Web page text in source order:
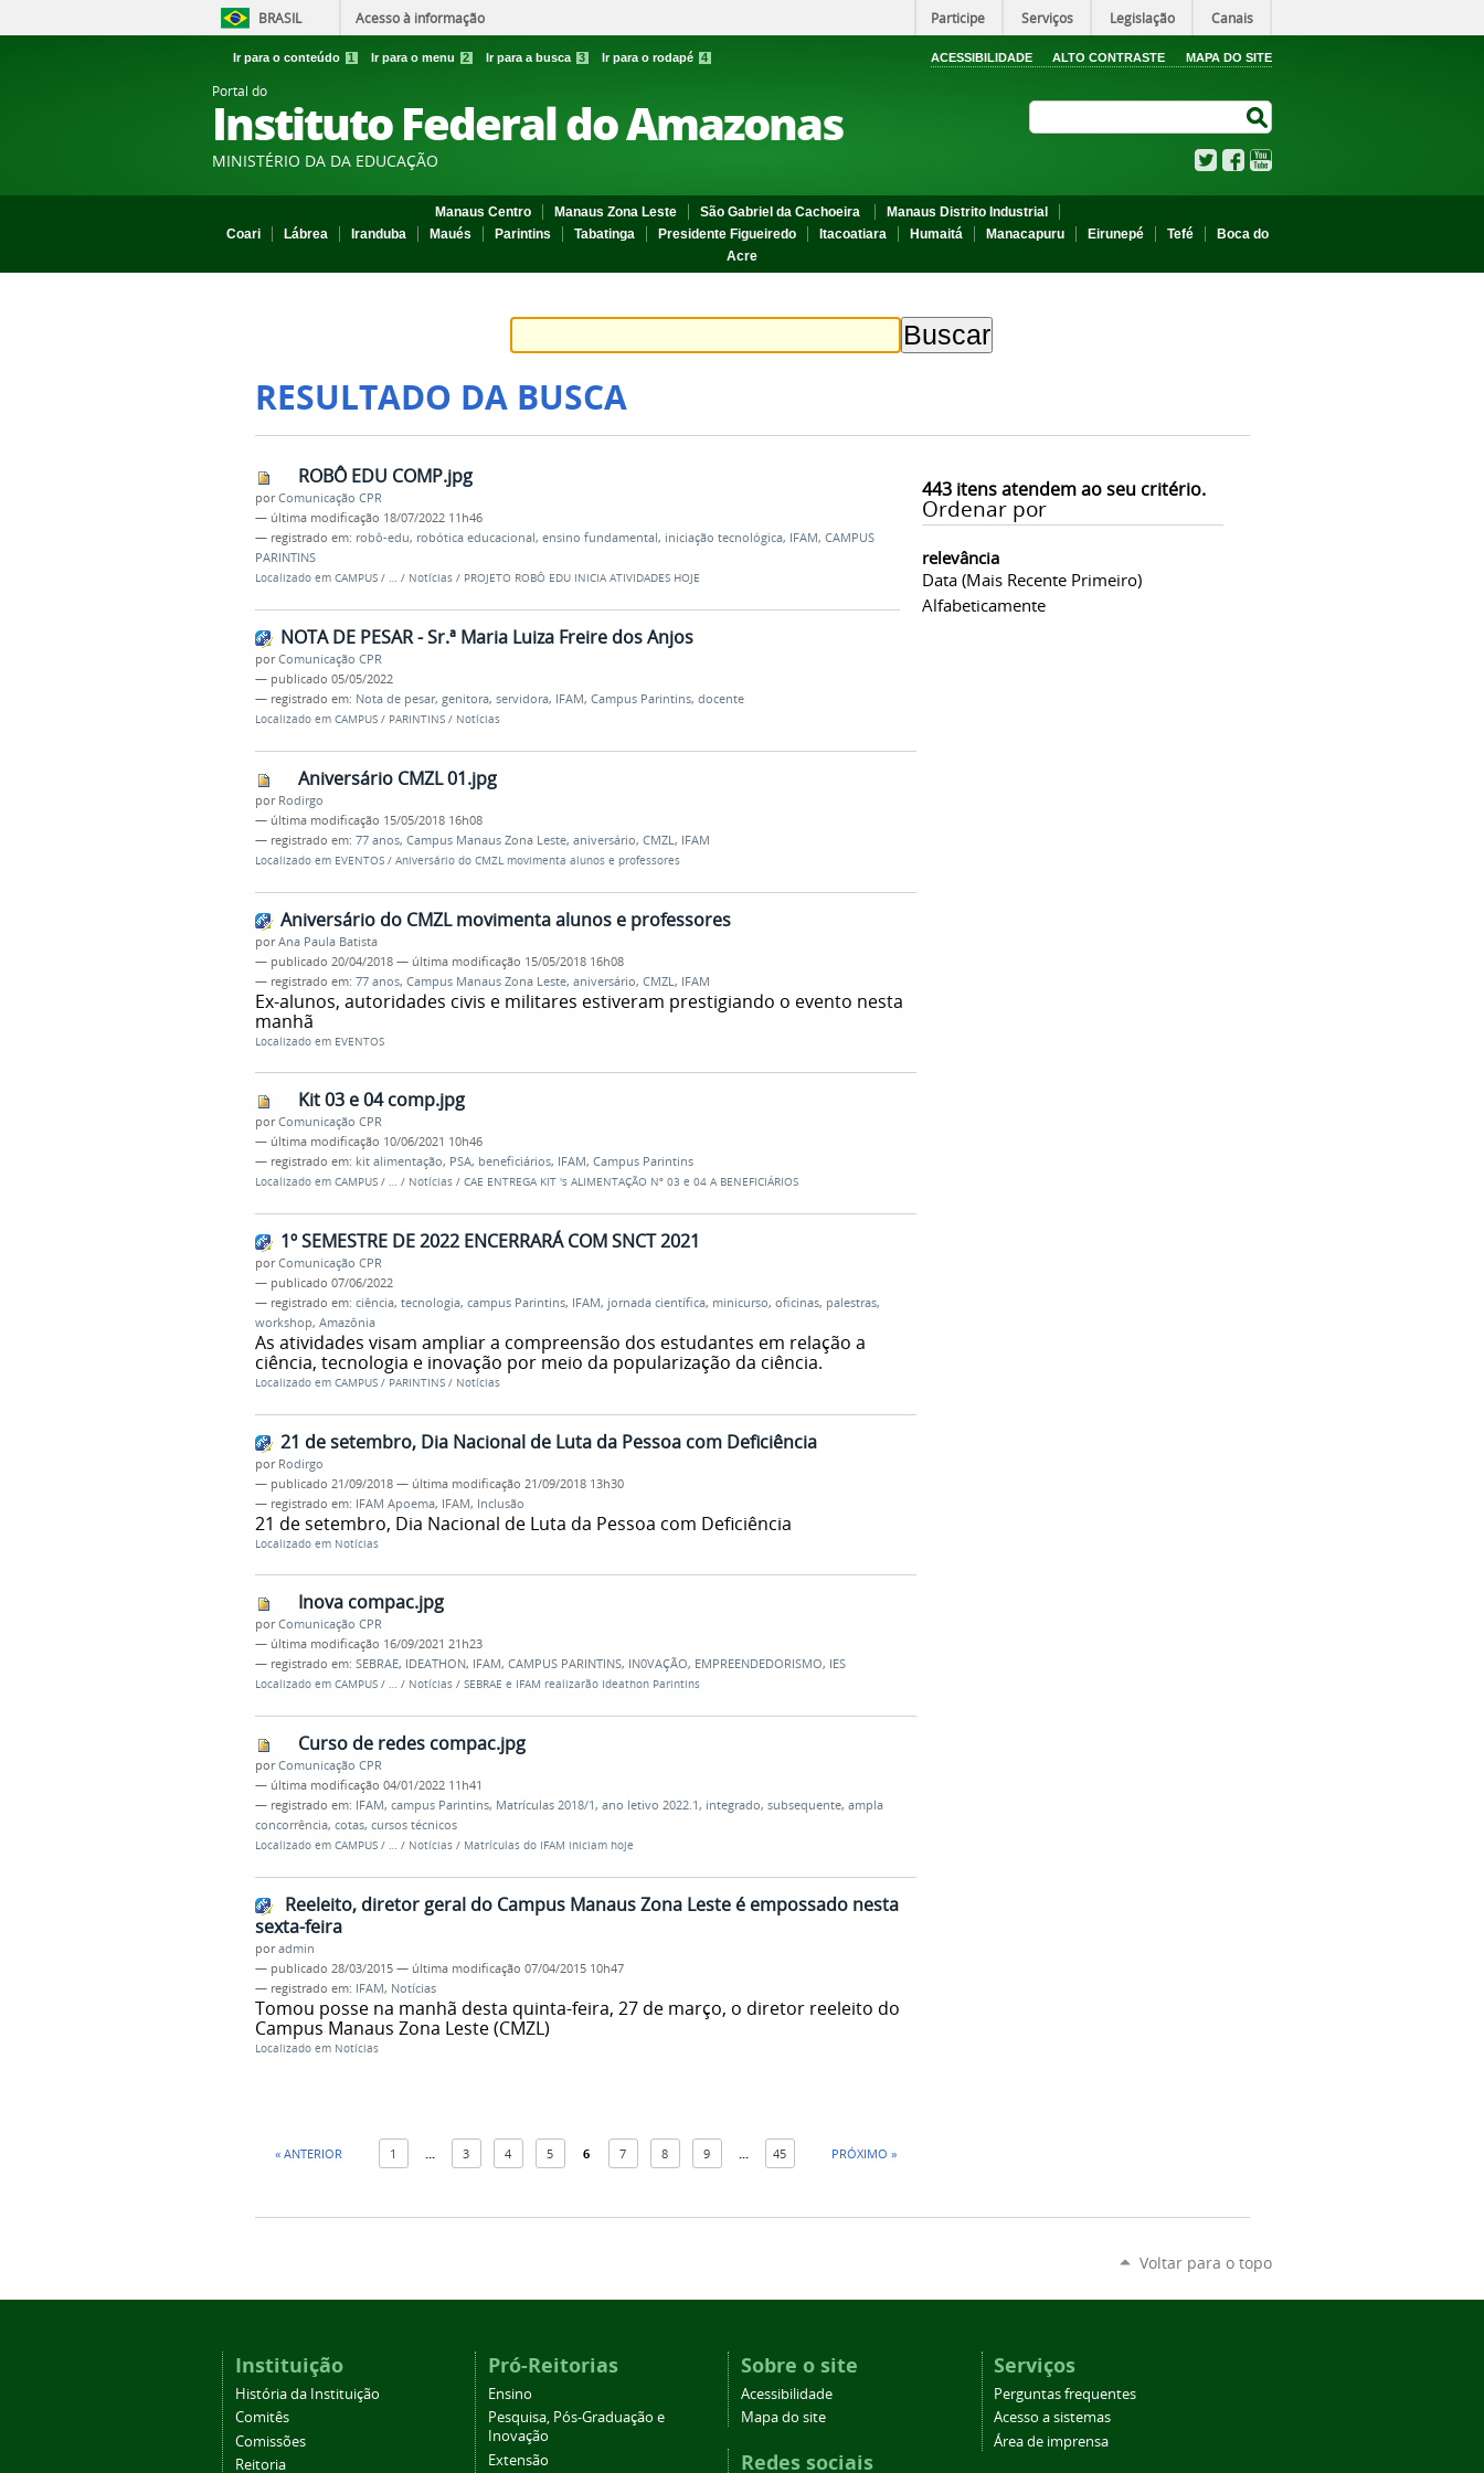
BRASIL Acesso à informação Participe Serviços Legislação Canais
Ir para o conteúdo 1 Ir para o menu 2 Ir para a busca 3 Ir para o rodapé 4 ACESSIBILIDADE ALTO CONTRASTE MAPA DO SITE
Portal do
Instituto Federal do Amazonas
MINISTÉRIO DA DA EDUCAÇÃO TwitterFacebook
Manaus Centro Manaus Zona Leste São Gabriel da Cachoeira
Manaus Distrito Industrial
Coari
Lábrea Iranduba Maués Parintins Tabatinga Presidente Figueiredo Itacoatiara Humaitá Manacapuru Eirunepé Tefé
Boca do
Acre
RESULTADO DA BUSCA
443itens atendem ao seu critério.
Ordenar por
relevância
Data (mais Recente Primeiro)
Alfabeticamente
ROBÔ EDU COMP.jpg
porComunicação CPR
— última modificação 18/07/2022 11h46
— registrado em: robô-edu, robótica educacional, ensino fundamental, iniciação tecnológica, IFAM, CAMPUS
PARINTINS
Localizado em CAMPUS / … / Notícias / PROJETO ROBÔ EDU INICIA ATIVIDADES HOJE
NOTA DE PESAR - Sr.ª Maria Luiza Freire dos Anjos
porComunicação CPR
— publicado 05/05/2022
— registrado em: Nota de pesar, genitora, servidora, IFAM, Campus Parintins, docente
Localizado em CAMPUS / PARINTINS / Notícias
Aniversário CMZL 01.jpg
por Rodirgo
— última modificação 15/05/2018 16h08
— registrado em: 77 anos, Campus Manaus Zona Leste, aniversário, CMZL, IFAM
Localizado em EVENTOS / Aniversário do CMZL movimenta alunos e professores
Aniversário do CMZL movimenta alunos e professores
porAna Paula Batista
— publicado 20/04/2018 — última modificação 15/05/2018 16h08
— registrado em: 77 anos, Campus Manaus Zona Leste, aniversário, CMZL , IFAM
Ex-alunos, autoridades civis e militares estiveram prestigiando o evento nesta
manhã
Localizado em EVENTOS
Kit 03 e 04 comp.jpg
porComunicação CPR
— última modificação 10/06/2021 10h46
— registrado em: kit alimentação, PSA, beneficiários, IFAM, Campus Parintins
Localizado em CAMPUS / … / Notícias / CAE ENTREGA KIT 's ALIMENTAÇÃO Nº 03 e 04 A BENEFICIÁRIOS
1º SEMESTRE DE 2022 ENCERRARÁ COM SNCT 2021
porComunicação CPR
— publicado 07/06/2022
— registrado em: ciência, tecnologia, campus Parintins, IFAM, jornada científica, minicurso, oficinas, palestras,
workshop, Amazônia
As atividades visam ampliar a compreensão dos estudantes em relação a
ciência, tecnologia e inovação por meio da popularização da ciência.
Localizado em CAMPUS / PARINTINS / Notícias
21 de setembro, Dia Nacional de Luta da Pessoa com Deficiência
por Rodirgo
— publicado 21/09/2018 — última modificação 21/09/2018 13h30
— registrado em: IFAM Apoema, IFAM, Inclusão
21 de setembro, Dia Nacional de Luta da Pessoa com Deficiência
Localizado em Notícias
Inova compac.jpg
porComunicação CPR
— última modificação 16/09/2021 21h23
— registrado em: SEBRAE, IDEATHON, IFAM, CAMPUS PARINTINS, IN0VAÇÃO, EMPREENDEDORISMO, IES
Localizado em CAMPUS / … / Notícias / SEBRAE e IFAM realizarão Ideathon Parintins
Curso de redes compac.jpg
porComunicação CPR
— última modificação 04/01/2022 11h41
— registrado em: IFAM, campus Parintins, Matrículas 2018/1, ano letivo 2022.1, integrado, subsequente, ampla
concorrência, cotas, cursos técnicos
Localizado em CAMPUS / … / Notícias / Matrículas do IFAM iniciam hoje
Reeleito, diretor geral do Campus Manaus Zona Leste é empossado nesta
sexta-feira
poradmin
— publicado 28/03/2015 — última modificação 07/04/2015 10h47
— registrado em: IFAM, Notícias
Tomou posse na manhã desta quinta-feira, 27 de março, o diretor reeleito do
Campus Manaus Zona Leste (CMZL)
Localizado em Notícias
« ANTERIOR 1 3 4 5 6 7 8 9 45 PRÓXIMO »
Voltar para o topo
Instituição
História da Instituição
Comitês
Comissões
Reitoria
Pró-Reitorias
Ensino
Pesquisa, Pós-Graduação e
Inovação
Extensão
Sobre o site
Acessibilidade
Mapa do site
Redes sociais
Serviços
Perguntas frequentes
Acesso a sistemas
Área de imprensa